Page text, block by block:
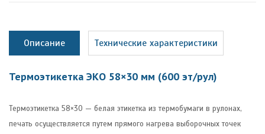
Описание Технические характеристики
Термоэтикетка ЭКО 58×30 мм (600 эт/рул)
Термоэтикетка 58×30 — белая этикетка из термобумаги в рулонах,
печать осуществляется путем прямого нагрева выборочных точек